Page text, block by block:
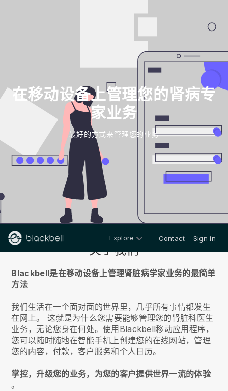
在移动设备上管理您的肾病专
家业务
最好的方式来管理您的业务
Explore Contact Sign in
关于我们
Blackbell是在移动设备上管理肾脏病学家业务的最简单
方法
我们生活在一个面对面的世界里，几乎所有事情都发生
在网上。 这就是为什么您需要能够管理您的肾脏科医生
业务，无论您身在何处。 使用 Blackbell移动应用程序，
您可以随时随地在智能手机上创建您的在线网站，管理
您的内容，付款，客户服务和个人日历。
掌控，升级您的业务，为您的客户提供世界一流的体验
。